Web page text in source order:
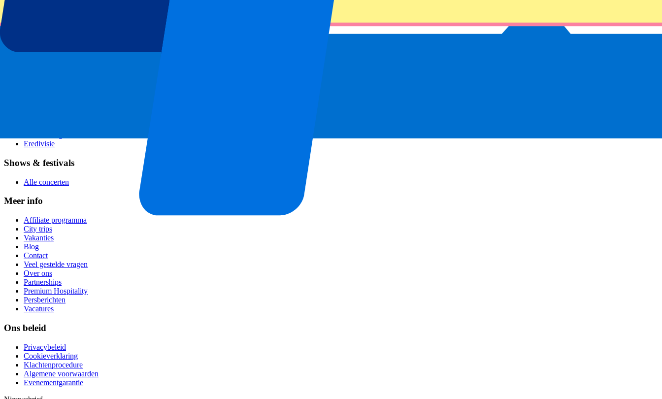
Tennis
Eredivisie
Shows & festivals
Alle concerten
Meer info
Affiliate programma
City trips
Vakanties
Blog
Contact
Veel gestelde vragen
Over ons
Partnerships
Premium Hospitality
Persberichten
Vacatures
Ons beleid
Privacybeleid
Cookieverklaring
Klachtenprocedure
Algemene voorwaarden
Evenementgarantie